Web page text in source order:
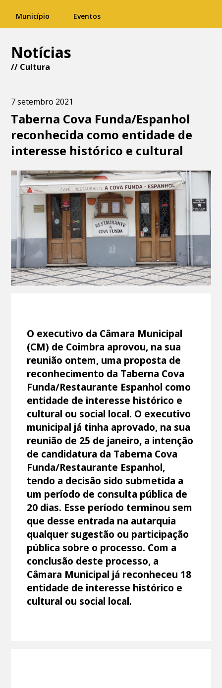
Município Eventos
Notícias
// Cultura
7 setembro 2021
Taberna Cova Funda/Espanhol
reconhecida como entidade de
interesse histórico e cultural
O executivo da Câmara Municipal
(CM) de Coimbra aprovou, na sua
reunião ontem, uma proposta de
reconhecimento da Taberna Cova
Funda/Restaurante Espanhol como
entidade de interesse histórico e
cultural ou social local. O executivo
municipal já tinha aprovado, na sua
reunião de 25 de janeiro, a intenção
de candidatura da Taberna Cova
Funda/Restaurante Espanhol,
tendo a decisão sido submetida a
um período de consulta pública de
20 dias. Esse período terminou sem
que desse entrada na autarquia
qualquer sugestão ou participação
pública sobre o processo. Com a
conclusão deste processo, a
Câmara Municipal já reconheceu 18
entidade de interesse histórico e
cultural ou social local.